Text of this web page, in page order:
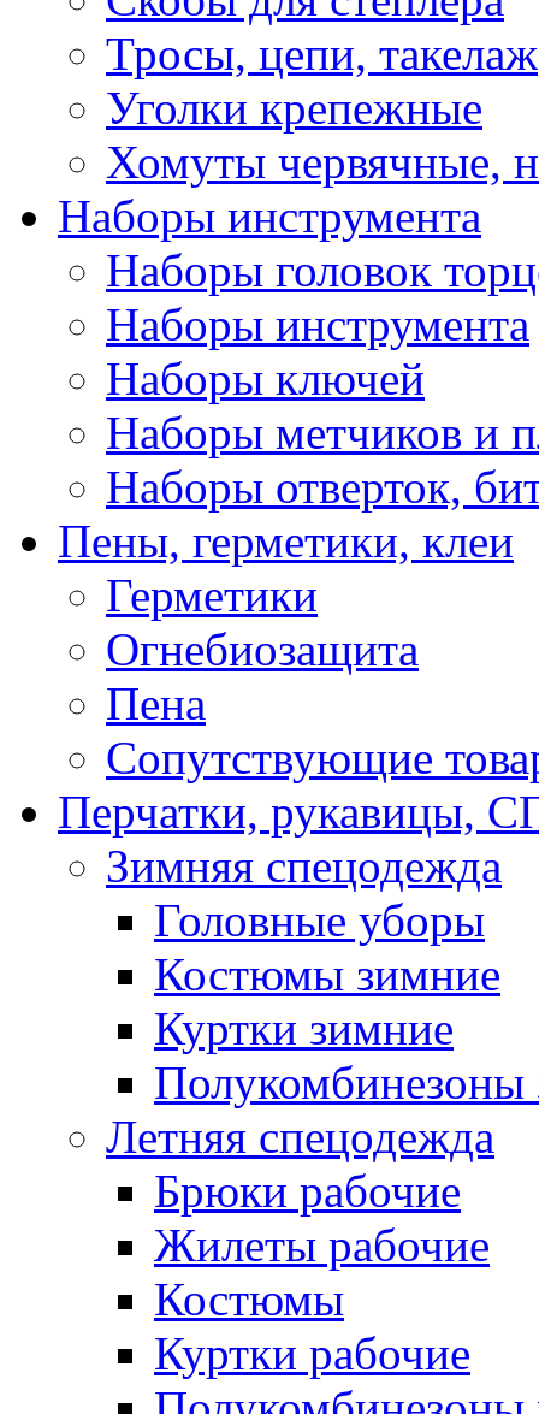
Тросы, цепи, такелаж
Уголки крепежные
Хомуты червячные,
Наборы инструмента
Наборы головок
Наборы инструмента
Наборы ключей
Наборы метчиков и
Наборы отверток,
Пены, герметики, клеи
Герметики
Огнебиозащита
Пена
Сопутствующие
Перчатки,
Зимняя спецодежда
Головные уборы
Костюмы зимние
Куртки зимние
Полукомбинезоны
Летняя спецодежда
Брюки рабочие
Жилеты рабочие
Костюмы
Куртки рабочие